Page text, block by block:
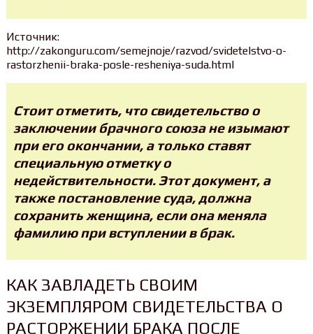
Источник:
http://zakonguru.com/semejnoje/razvod/svidetelstvo-o-
rastorzhenii-braka-posle-resheniya-suda.html
Стоит отметить, что свидетельство о
заключении брачного союза не изымают
при его окончании, а только ставят
специальную отметку о
недействительности. Этот документ, а
также постановление суда, должна
сохранить женщина, если она меняла
фамилию при вступлении в брак.
КАК ЗАВЛАДЕТЬ СВОИМ
ЭКЗЕМПЛЯРОМ СВИДЕТЕЛЬСТВА О
РАСТОРЖЕНИИ БРАКА ПОСЛЕ